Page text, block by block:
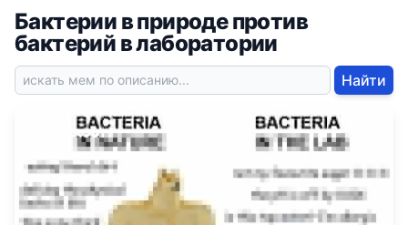
Бактерии в природе против
бактерий в лаборатории
Найти